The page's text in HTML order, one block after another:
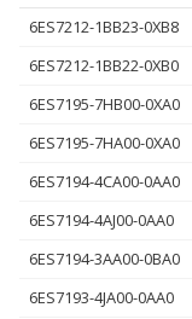
6ES7212-1BB23-0XB8
6ES7212-1BB22-0XB0
6ES7195-7HB00-0XA0
6ES7195-7HA00-0XA0
6ES7194-4CA00-0AA0
6ES7194-4AJ00-0AA0
6ES7194-3AA00-0BA0
6ES7193-4JA00-0AA0